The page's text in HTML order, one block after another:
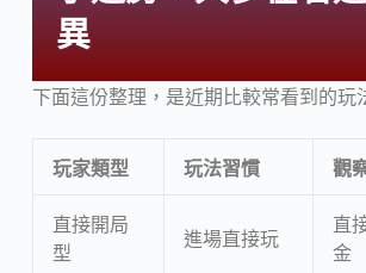
異
下面這份整理，是近期比較常看到的玩
玩家類型 玩法習慣 觀
直接開局
型
進場直接玩
直
金